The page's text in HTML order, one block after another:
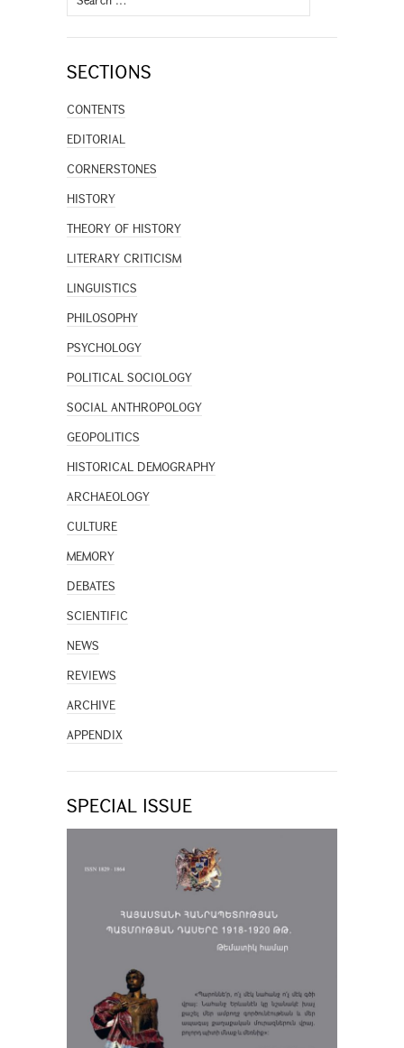
for:
SECTIONS
CONTENTS
EDITORIAL
CORNERSTONES
HISTORY
THEORY OF HISTORY
LITERARY CRITICISM
LINGUISTICS
PHILOSOPHY
PSYCHOLOGY
POLITICAL SOCIOLOGY
SOCIAL ANTHROPOLOGY
GEOPOLITICS
HISTORICAL DEMOGRAPHY
ARCHAEOLOGY
CULTURE
MEMORY
DEBATES
SCIENTIFIC
NEWS
REVIEWS
ARCHIVE
APPENDIX
SPECIAL ISSUE